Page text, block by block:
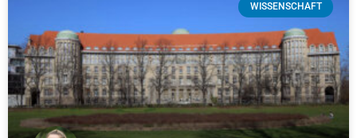
WISSENSCHAFT